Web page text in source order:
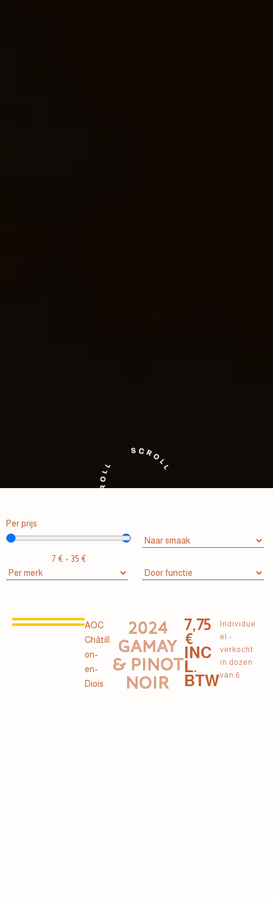
Per prijs
7 € - 35 €
AOC
Châtill
on-
en-
Diois
2024
GAMAY
& PINOT
NOIR
7,75
€
INC
L.
BTW
Individue
el -
verkocht
in dozen
van 6